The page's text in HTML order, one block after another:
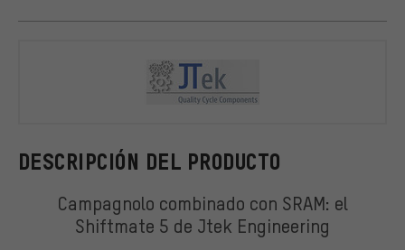
DESCRIPCIÓN DEL PRODUCTO
Campagnolo combinado con SRAM: el
Shiftmate 5 de Jtek Engineering